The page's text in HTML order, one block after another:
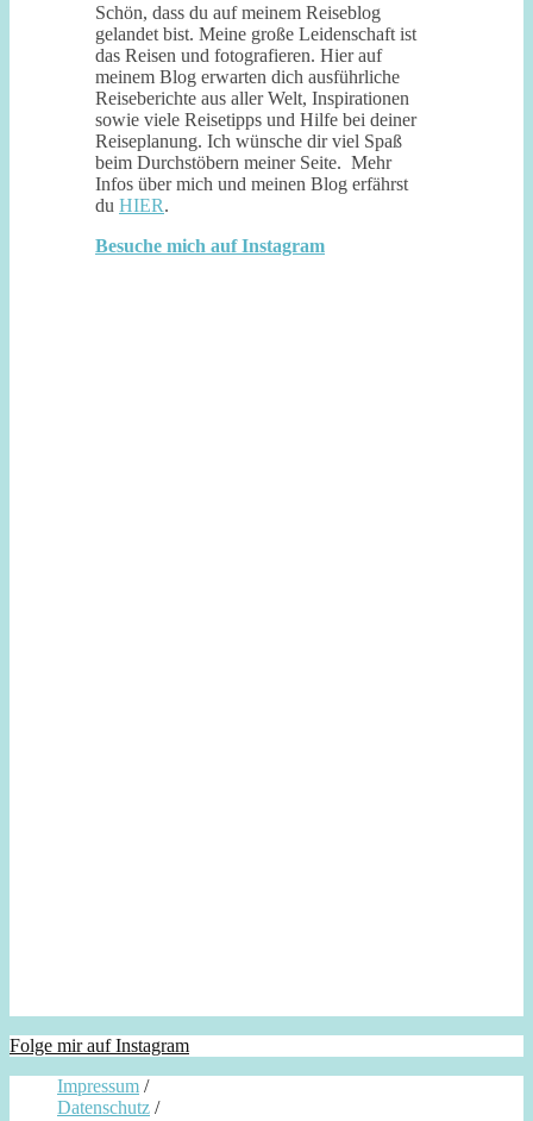
Schön, dass du auf meinem Reiseblog
gelandet bist. Meine große Leidenschaft ist
das Reisen und fotografieren. Hier auf
meinem Blog erwarten dich ausführliche
Reiseberichte aus aller Welt, Inspirationen
sowie viele Reisetipps und Hilfe bei deiner
Reiseplanung. Ich wünsche dir viel Spaß
beim Durchstöbern meiner Seite. Mehr
Infos über mich und meinen Blog erfährst
du HIER.
Besuche mich auf Instagram
Folge mir auf Instagram
Impressum /
Datenschutz /